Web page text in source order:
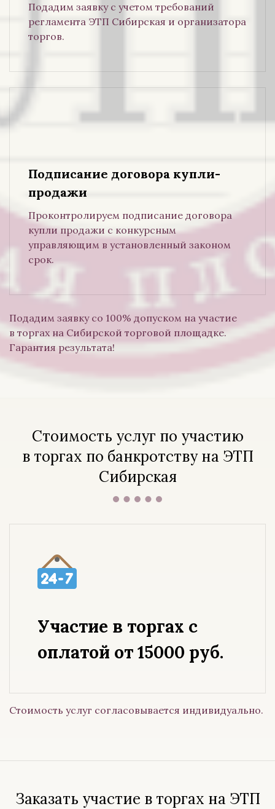
Подадим заявку с учетом требований
регламента ЭТП Сибирская и организатора
торгов.
Подписание договора купли-
продажи
Проконтролируем подписание договора
купли продажи с конкурсным
управляющим в установленный законом
срок.
Подадим заявку со 100% допуском на участие
в торгах на Сибирской торговой площадке.
Гарантия результата!
Стоимость услуг по участию
в торгах по банкротству на ЭТП
Сибирская
Участие в торгах с
оплатой от 15000 руб.
Стоимость услуг согласовывается индивидуально.
Заказать участие в торгах на ЭТП